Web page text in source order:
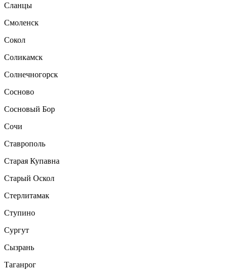
Сланцы
Смоленск
Сокол
Соликамск
Солнечногорск
Сосново
Сосновый Бор
Сочи
Ставрополь
Старая Купавна
Старый Оскол
Стерлитамак
Ступино
Сургут
Сызрань
Таганрог